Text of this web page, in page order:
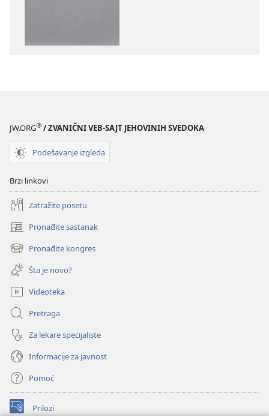
JW.ORG® / ZVANIČNI VEB-SAJT JEHOVINIH SVEDOKA
Podešavanje izgleda
Brzi linkovi
Zatražite posetu
Pronađite sastanak
(otvara
novi
prozor)
Pronađite kongres
(otvara
novi
prozor)
Šta je novo?
Videoteka
Pretraga
Za lekare specijaliste
Informacije za javnost
Pomoć
Prilozi
(otvara